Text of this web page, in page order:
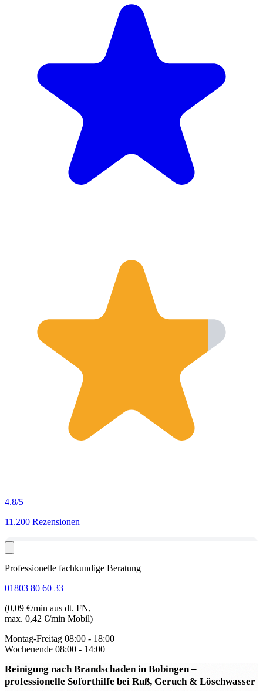
4.8/5
11.200 Rezensionen
Professionelle fachkundige Beratung
01803 80 60 33
(0,09 €/min aus dt. FN,
max. 0,42 €/min Mobil)
Montag-Freitag 08:00 - 18:00
Wochenende 08:00 - 14:00
Reinigung nach Brandschaden in Bobingen–
professionelle Soforthilfe bei Ruß, Geruch & Löschwasser